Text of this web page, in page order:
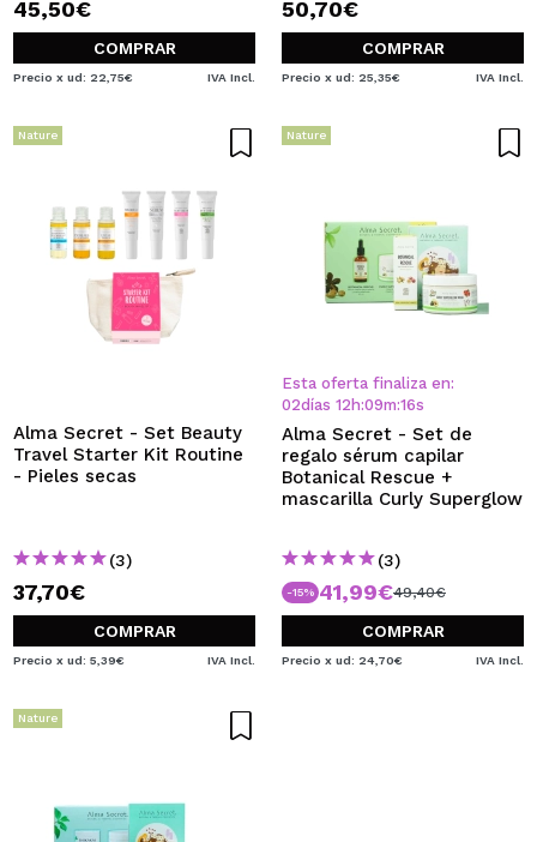
45,50€
COMPRAR
Precio x ud: 22,75€ IVA Incl.
50,70€
COMPRAR
Precio x ud: 25,35€ IVA Incl.
Nature
Alma Secret - Set Beauty
Travel Starter Kit Routine
- Pieles secas
(3)
37,70€
COMPRAR
Precio x ud: 5,39€ IVA Incl.
Nature
Esta oferta finaliza en:
02días 12 h:09m:16s
Alma Secret - Set de
regalo sérum capilar
Botanical Rescue +
mascarilla Curly Superglow
(3)
-15% 41,99€49,40€
COMPRAR
Precio x ud: 24,70€ IVA Incl.
Nature